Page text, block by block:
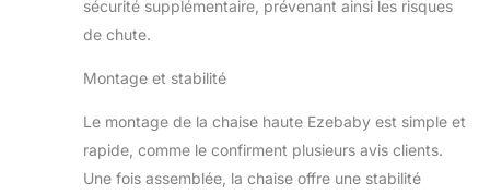
sécurité supplémentaire, prévenant ainsi les risques
de chute.
Montage et stabilité
Le montage de la chaise haute Ezebaby est simple et
rapide, comme le confirment plusieurs avis clients.
Une fois assemblée, la chaise offre une stabilité